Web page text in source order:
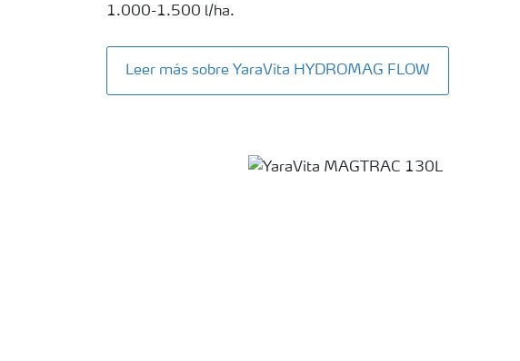
1.000-1.500 l/ha.
Leer más sobre YaraVita HYDROMAG FLOW